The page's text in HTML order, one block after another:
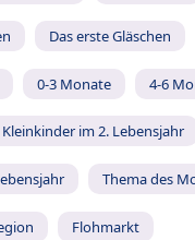
Das erste Gläschen
0-3 Monate 4-6
Kleinkinder im 2. Lebensjahr
Thema des
Flohmarkt